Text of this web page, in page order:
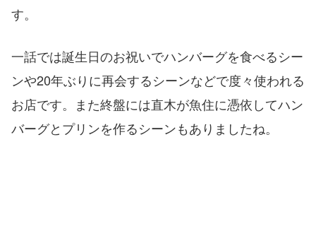
す。
一話では誕生日のお祝いでハンバーグを食べるシー
ンや20年ぶりに再会するシーンなどで度々使われる
お店です。また終盤には直木が魚住に憑依してハン
バーグとプリンを作るシーンもありましたね。